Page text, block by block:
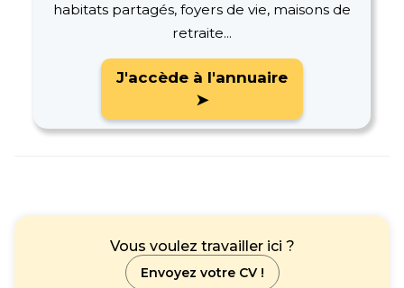
habitats partagés, foyers de vie, maisons de
retraite...
J'accède à l'annuaire
➤
Vous voulez travailler ici ?
Envoyez votre CV !